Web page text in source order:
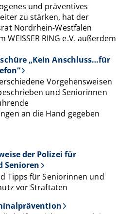
und präventives
zu stärken, hat der
Nordrhein-Westfalen
WEISSER RING e.V. außerdem
„Kein Anschluss…für
Vorgehensweisen
und Seniorinnen
an die Hand gegeben
der Polizei für
Senioren
Tipps für Seniorinnen und
vor Straftaten